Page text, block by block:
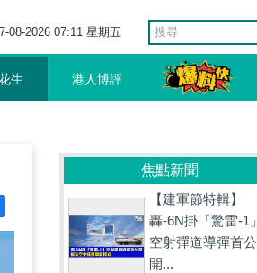
08-2026 07:11 星期五
生 港人博評
焦點新聞
【建軍節特輯】
轟-6N掛「驚雷-1」
空射彈道導彈首公
開...